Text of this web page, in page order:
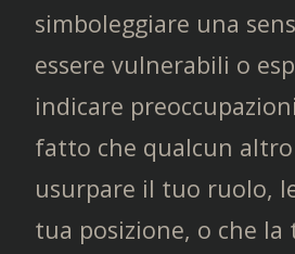
simboleggiare una
essere vulnerabili o
indicare
fatto che qualcun altro
usurpare il tuo ruolo,
tua posizione, o che